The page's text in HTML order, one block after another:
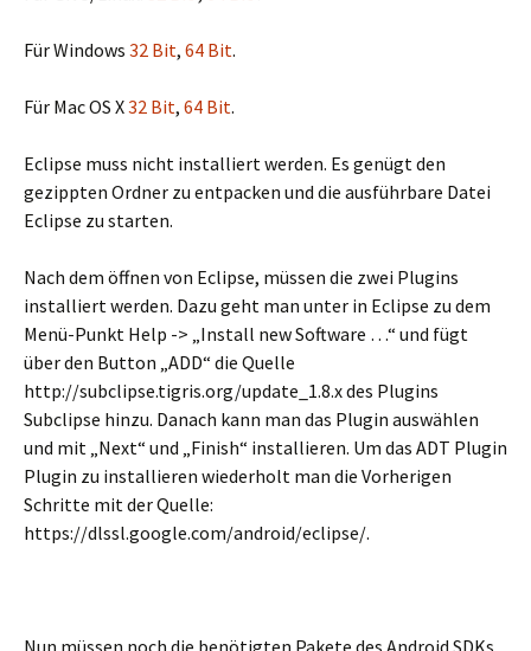
Für Windows 32 Bit, 64 Bit.
Für Mac OS X32 Bit, 64 Bit.
Eclipse muss nicht installiert werden. Es genügt den
gezippten Ordner zu entpacken und die ausführbare Datei
Eclipse zu starten.
Nach dem öffnen von Eclipse, müssen die zwei Plugins
installiert werden. Dazu geht man unter in Eclipse zu dem
Menü-Punkt Help -> „Install new Software …“ und fügt
über den Button „ADD“ die Quelle
http://subclipse.tigris.org/update_1.8.x des Plugins
Subclipse hinzu. Danach kann man das Plugin auswählen
und mit „Next“ und „Finish“ installieren. Um das ADT Plugin
Plugin zu installieren wiederholt man die Vorherigen
Schritte mit der Quelle:
https://dlssl.google.com/android/eclipse/.
Nun müssen noch die benötigten Pakete des Android SDKs